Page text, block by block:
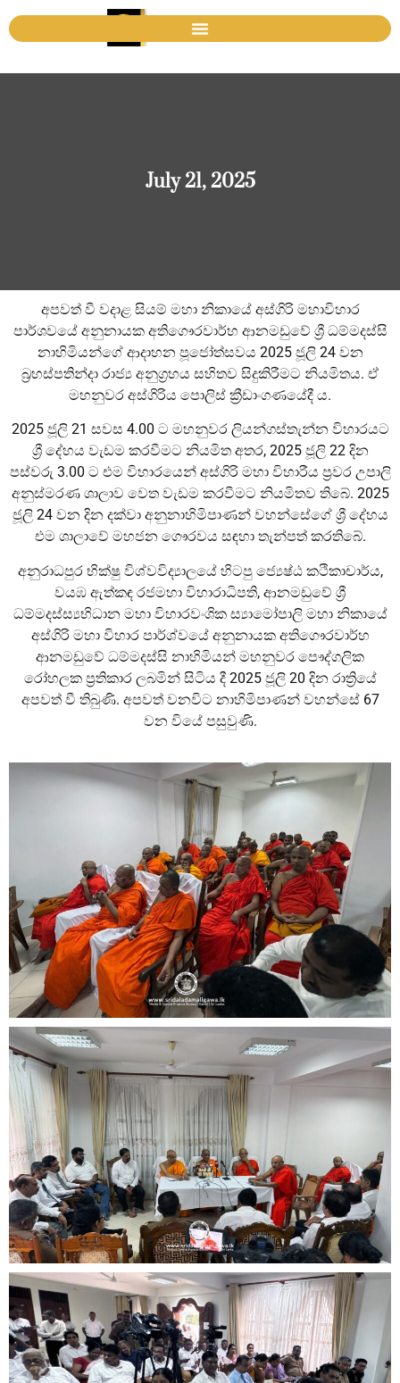
July 21, 2025
අපවත් වී වදාළ සියම් මහා නිකායේ අස්ගිරි මහාවිහාර
පාර්ශවයේ අනුනායක අතිගෞරවාර්හ ආනමඩුවේ ශ්‍රී ධම්මදස්සි
නාහිමියන්ගේ ආදාහන පූජෝත්සවය 2025 ජූලි 24 වන
බ්‍රහස්පතින්දා රාජ්‍ය අනුග්‍රහය සහිතව සිදුකිරීමට නියමිතය. ඒ
මහනුවර අස්ගිරිය පොලිස් ක්‍රීඩාංගණයේදී ය.
2025 ජූලි 21 සවස 4.00 ට මහනුවර ලියන්ගස්තැන්න විහාරයට
ශ්‍රී දේහය වැඩම කරවීමට නියමිත අතර, 2025 ජූලි 22 දින
පස්වරු 3.00 ට එම විහාරයෙන් අස්ගිරි මහා විහාරීය ප්‍රවර උපාලි
අනුස්මරණ ශාලාව වෙත වැඩම කරවීමට නියමිතව තිබේ. 2025
ජූලි 24 වන දින දක්වා අනුනාහිමිපාණන් වහන්සේගේ ශ්‍රී දේහය
එම ශාලාවේ මහජන ගෞරවය සඳහා තැන්පත් කරතිබේ.
අනුරාධපුර භික්ෂු විශ්වවිද්‍යාලයේ හිටපු ජ්‍යෙෂ්ඨ කථිකාචාර්ය,
වයඹ ඇත්කඳ රජමහා විහාරාධිපති, ආනමඩුවේ ශ්‍රී
ධම්මදස්ස්‍යභිධාන මහා විහාරවංශික ස්‍යාමෝපාලි මහා නිකායේ
අස්ගිරි මහා විහාර පාර්ශ්වයේ අනුනායක අතිගෞරවාර්හ
ආනමඩුවේ ධම්මදස්සි නාහිමියන් මහනුවර පෞද්ගලික
රෝහලක ප්‍රතිකාර ලබමින් සිටිය දී 2025 ජූලි 20 දින රාත්‍රියේ
අපවත් වී තිබුණි. අපවත් වනවිට නාහිමිපාණන් වහන්සේ 67
වන වියේ පසුවුණි.